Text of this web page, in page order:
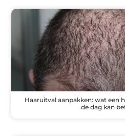
Haaruitval aanpakken: wat een
de dag kan